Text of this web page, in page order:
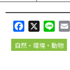
a
c
i
n
自然・環境・動物